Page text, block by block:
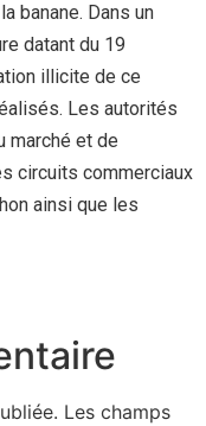
banane. Dans un
datant du 19
illicite de ce
Les autorités
marché et de
circuits commerciaux
ainsi que les
Les champs